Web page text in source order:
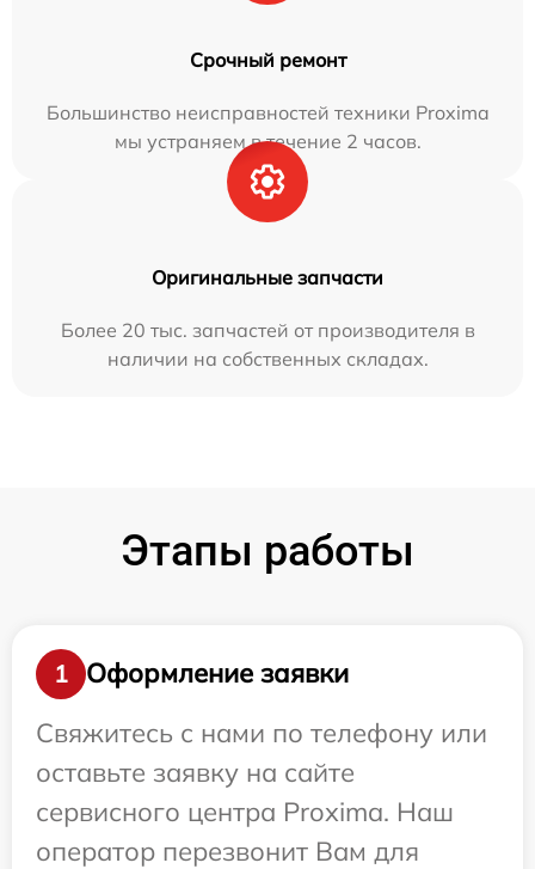
Срочный ремонт
Большинство неисправностей техники Proxima
мы устраняем в течение 2 часов.
Оригинальные запчасти
Более 20 тыс. запчастей от производителя в
наличии на собственных складах.
Этапы работы
1
Оформление заявки
Свяжитесь с нами по телефону или
оставьте заявку на сайте
сервисного центра Proxima. Наш
оператор перезвонит Вам для